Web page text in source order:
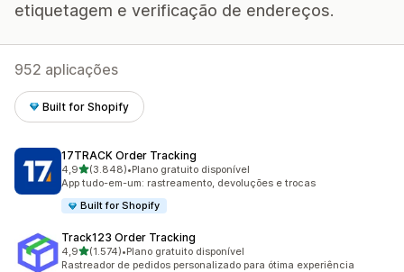
etiquetagem e verificação de endereços.
952 aplicações
Built for Shopify
17TRACK Order Tracking
4,9de 5 estrelas
(3.848)
3848 total de avaliações
•Plano gratuito disponível
App tudo-em-um: rastreamento, devoluções e trocas
Built for Shopify
Track123 Order Tracking
4,9de 5 estrelas
(1.574)
1574 total de avaliações
•Plano gratuito disponível
Rastreador de pedidos personalizado para ótima experiência